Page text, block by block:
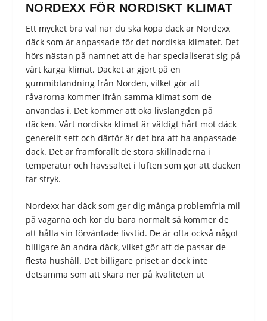
NORDEXX FÖR NORDISKT KLIMAT
Ett mycket bra val när du ska köpa däck är Nordexx
däck som är anpassade för det nordiska klimatet. Det
hörs nästan på namnet att de har specialiserat sig på
vårt karga klimat. Däcket är gjort på en
gummiblandning från Norden, vilket gör att
råvarorna kommer ifrån samma klimat som de
användas i. Det kommer att öka livslängden på
däcken. Vårt nordiska klimat är väldigt hårt mot däck
generellt sett och därför är det bra att ha anpassade
däck. Det är framförallt de stora skillnaderna i
temperatur och havssaltet i luften som gör att däcken
tar stryk.
Nordexx har däck som ger dig många problemfria mil
på vägarna och kör du bara normalt så kommer de
att hålla sin förväntade livstid. De är ofta också något
billigare än andra däck, vilket gör att de passar de
flesta hushåll. Det billigare priset är dock inte
detsamma som att skära ner på kvaliteten ut